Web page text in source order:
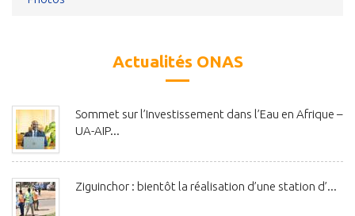
Actualités ONAS
Sommet sur l’Investissement dans l’Eau en Afrique –
UA-AIP...
Ziguinchor : bientôt la réalisation d’une station d’...